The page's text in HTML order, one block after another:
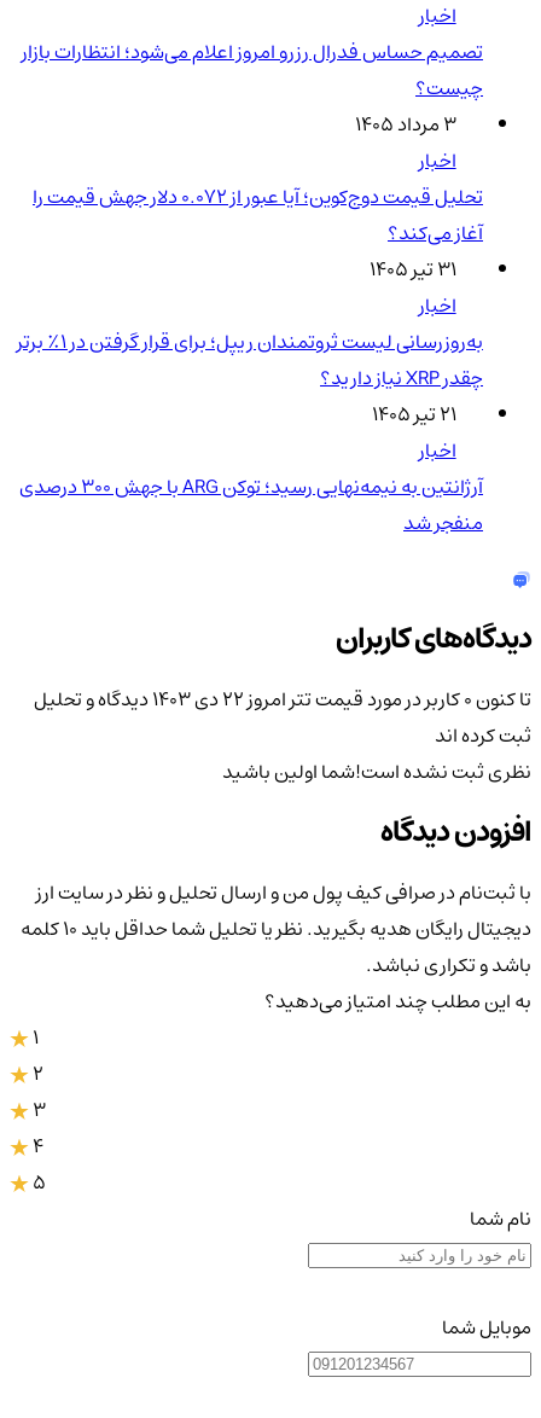
اخبار
تصمیم حساس فدرال رزرو امروز اعلام می‌شود؛ انتظارات بازار
چیست؟
۳ مرداد ۱۴۰۵
اخبار
تحلیل قیمت دوج‌کوین؛ آیا عبور از ۰.۰۷۲ دلار جهش قیمت را
آغاز می‌کند؟
۳۱ تیر ۱۴۰۵
اخبار
به‌روزرسانی لیست ثروتمندان ریپل؛ برای قرار گرفتن در ۱٪ برتر
چقدر XRP نیاز دارید؟
۲۱ تیر ۱۴۰۵
اخبار
آرژانتین به نیمه‌نهایی رسید؛ توکن ARG با جهش ۳۰۰ درصدی
منفجر شد
دیدگاه‌های کاربران
تا کنون 0 کاربر در مورد قیمت تتر امروز ۲۲ دی ۱۴۰۳
دیدگاه و تحلیل
ثبت کرده اند
نظری ثبت نشده است!شما اولین باشید
افزودن دیدگاه
با ثبت‌نام در صرافی کیف پول من و ارسال تحلیل و نظر در سایت ارز
دیجیتال رایگان هدیه بگیرید. نظر یا تحلیل شما حداقل باید ۱۰ کلمه
باشد و تکراری نباشد.
به این مطلب چند امتیاز می‌دهید؟
3
4
5
نام شما
موبایل شما